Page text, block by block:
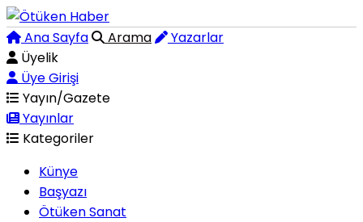
Ana Sayfa Arama
Yazarlar
Üyelik
Üye Girişi
Yayın/Gazete
Yayınlar
Kategoriler
Künye
Başyazı
Ötüken Sanat